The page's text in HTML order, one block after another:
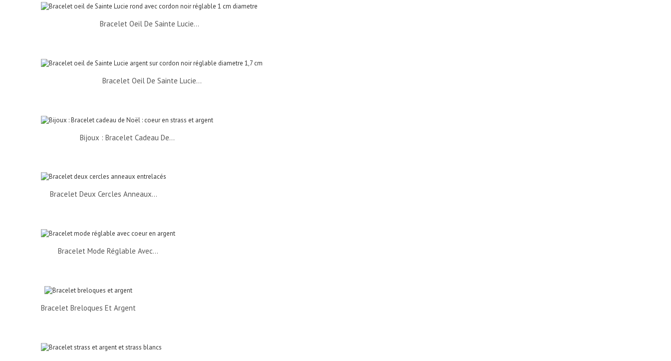
Bracelet Oeil De Sainte Lucie...
Bracelet Oeil De Sainte Lucie...
Bijoux : Bracelet Cadeau De...
Bracelet Deux Cercles Anneaux...
Bracelet Mode Réglable Avec...
Bracelet Breloques Et Argent